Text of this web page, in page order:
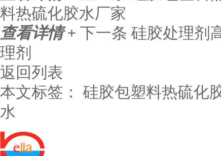
料热硫化胶水厂家
查看详情 + 下一条 硅胶处理剂
理剂
返回列表
本文标签： 硅胶包塑料热硫化
水